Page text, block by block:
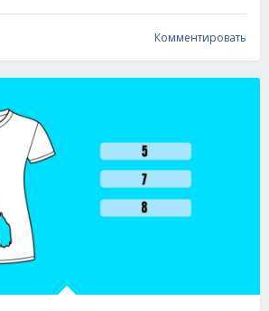
Комментировать